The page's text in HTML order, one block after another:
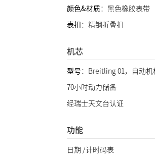
颜色&材质：黑色橡胶表带
表扣：精钢折叠扣
机芯
型号：Breitling 01，自动机
70小时动力储备
经瑞士天文台认证
功能
日期 /计时码表